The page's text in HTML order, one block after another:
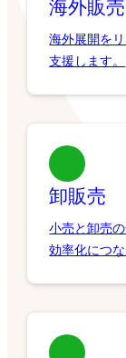
海外販売
海外展開を
支援します。
卸販売
小売と卸売
効率化につな